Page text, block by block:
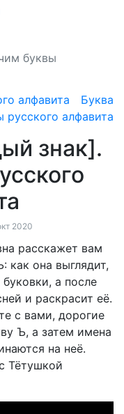
буквы
алфавита
Буква
алфавита
знак].
2020
расскажет вам
как она выглядит,
а после
и раскрасит её.
с вами, дорогие
Ъ, а затем имена
на неё.
Тётушкой